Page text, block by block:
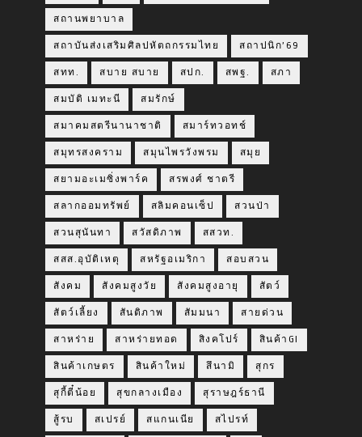
สถานพยาบาล
สถาบันส่งเสริมศิลปหัตถกรรมไทย สถาปนิก’69
สทท. สบาย สบาย สปก. สพฐ. สภา
สมบัติ เมทะนี สมรักษ์
สมาคมสตรีนานาชาติ สมาร์ทวอทช์
สมุทรสงคราม สมุนไพรวังพรม สมุย
สยามอะเมซิ่งพาร์ค สรพงศ์ ชาตรี
สลากออมทรัพย์ สลิมคอนเซ็ป สวนป่า
สวนสุนันทา สวัสดิภาพ สสวท.
สสส.อุบัติเหตุ สหรัฐอเมริกา สอบสวน
สังคม สังคมสูงวัย สังคมสูงอายุ สัตว์
สัตว์เลี้ยง สันติภาพ สัมมนา สายด่วน
สาหร่าย สาหร่ายทอด สิงคโปร์ สินค้าGI
สินค้าเกษตร สินค้าใหม่ สึนามิ สุกร
สุกี้ตี๋น้อย สุขกลางเมือง สุราษฎร์ธานี
สู้รบ สเปรย์ สแกนเนีย สไปรท์